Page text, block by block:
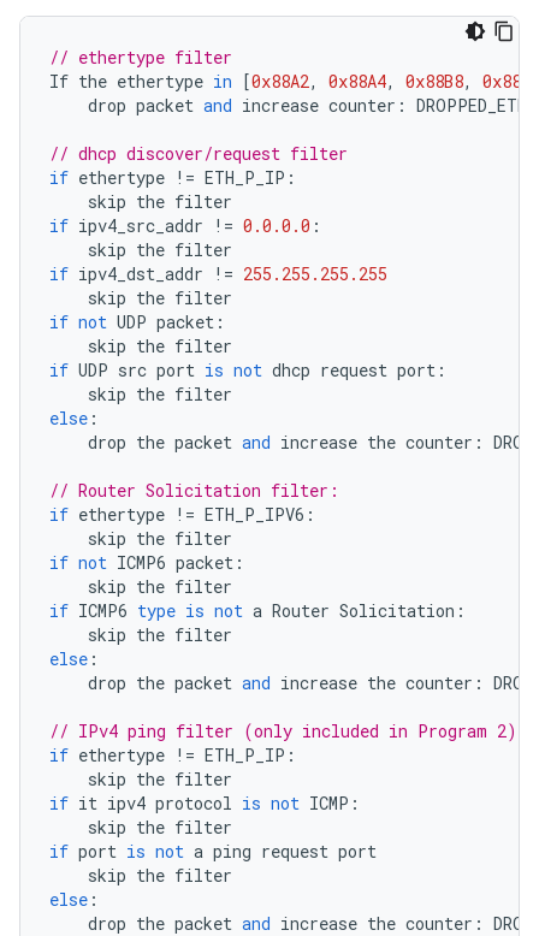
// ethertype filter
If the ethertype in [0x88A2, 0x88A4, 0x88B8,
0x88CD
drop packet and increase counter :
// dhcp discover/request filter
if ethertype != ETH_P_IP :
skip the filter
if ipv4_src_addr != 0.0.0.0 :
skip the filter
if ipv4_dst_addr != 255.255.255.255
skip the filter
if not UDP packet :
skip the filter
if UDP src port is not dhcp request port :
skip the filter
else :
drop the packet and increase the counter :
// Router Solicitation filter:
if ethertype != ETH_P_IPV6 :
skip the filter
if not ICMP6 packet :
skip the filter
if ICMP6 type is not a Router Solicitation :
skip the filter
else :
drop the packet and increase the counter :
// IPv4 ping filter (only included in Program 2)
if ethertype != ETH_P_IP :
skip the filter
if it ipv4 protocol is not ICMP :
skip the filter
if port is not a ping request port
skip the filter
else :
drop the packet and increase the counter :